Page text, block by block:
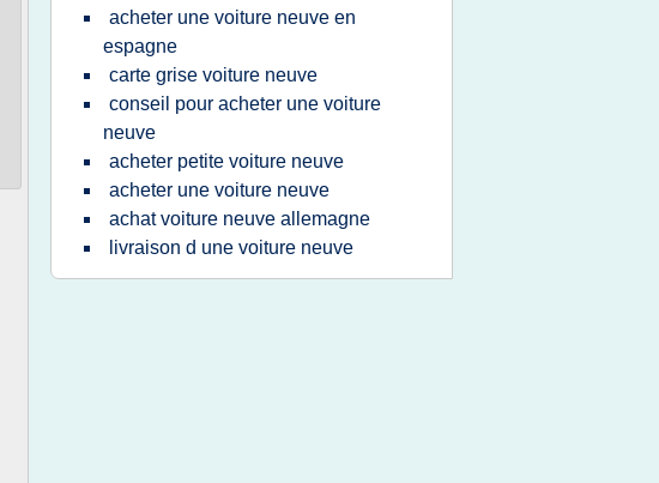
acheter une voiture neuve en
espagne
carte grise voiture neuve
conseil pour acheter une voiture
neuve
acheter petite voiture neuve
acheter une voiture neuve
achat voiture neuve allemagne
livraison d une voiture neuve